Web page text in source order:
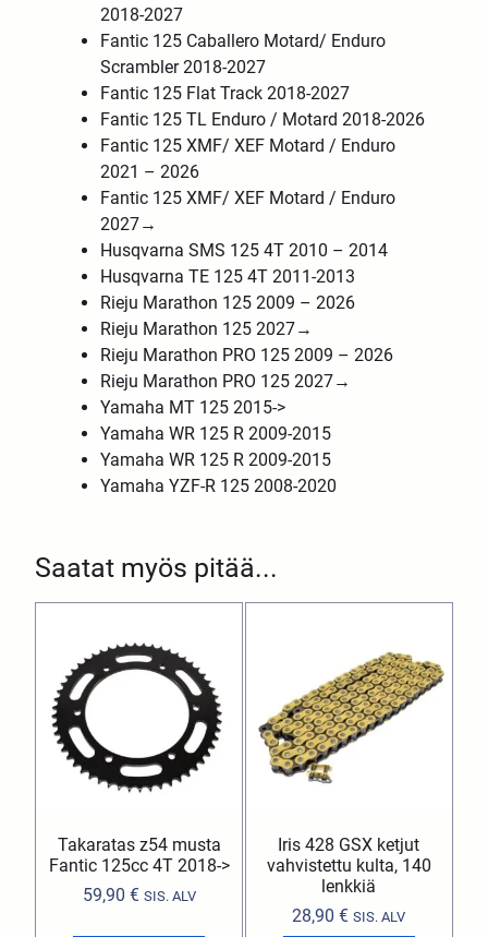
Saatat myös pitää...
Takaratas z54 musta
Fantic 125cc 4T 2018->
59,90 € SIS. ALV
Iris 428 GSX ketjut
vahvistettu kulta, 140
lenkkiä
28,90€ SIS. ALV
2018-2027
Fantic 125 Caballero Motard/ Enduro
Scrambler 2018-2027
Fantic 125 Flat Track 2018-2027
Fantic 125 TL Enduro / Motard 2018-2026
Fantic 125 XMF/ XEF Motard / Enduro
2021 – 2026
Fantic 125 XMF/ XEF Motard / Enduro
2027→
Husqvarna SMS 125 4T 2010 – 2014
Husqvarna TE 125 4T 2011-2013
Rieju Marathon 125 2009 – 2026
Rieju Marathon 125 2027→
Rieju Marathon PRO 125 2009 – 2026
Rieju Marathon PRO 125 2027→
Yamaha MT 125 2015->
Yamaha WR 125 R 2009-2015
Yamaha WR 125 R 2009-2015
Yamaha YZF-R 125 2008-2020